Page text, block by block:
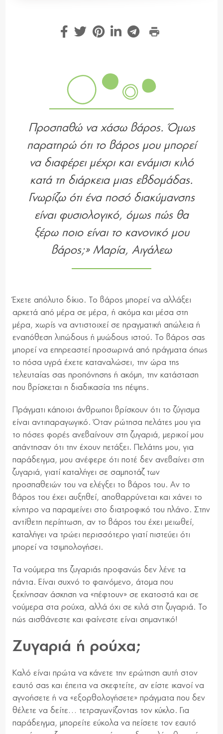
Προσπαθώ να χάσω βάρος. Όμως
παρατηρώ ότι το βάρος μου μπορεί
να διαφέρει μέχρι και ενάμισι κιλό
κατά τη διάρκεια μιας εβδομάδας.
Γνωρίζω ότι ένα ποσό διακύμανσης
είναι φυσιολογικό, όμως πώς θα
ξέρω ποιο είναι το κανονικό μου
βάρος;» Μαρία, Αιγάλεω
Έχετε απόλυτο δίκιο. Το βάρος μπορεί να αλλάξει
αρκετά από μέρα σε μέρα, ή ακόμα και μέσα στη
μέρα, χωρίς να αντιστοιχεί σε πραγματική απώλεια ή
εναπόθεση λιπώδους ή μυώδους ιστού. Το βάρος σας
μπορεί να επηρεαστεί προσωρινά από πράγματα όπως
το πόσα υγρά έχετε καταναλώσει, την ώρα της
τελευταίας σας προπόνησης ή ακόμη, την κατάσταση
που βρίσκεται η διαδικασία της πέψης.
Πράγματι κάποιοι άνθρωποι βρίσκουν ότι το ζύγισμα
είναι αντιπαραγωγικό. Όταν ρώτησα πελάτες μου για
το πόσες φορές ανεβαίνουν στη ζυγαριά, μερικοί μου
απάντησαν ότι την έχουν πετάξει. Πελάτης μου, για
παράδειγμα, μου ανέφερε ότι ποτέ δεν ανεβαίνει στη
ζυγαριά, γιατί καταλήγει σε σαμποτάζ των
προσπαθειών του να ελέγξει το βάρος του. Αν το
βάρος του έχει αυξηθεί, αποθαρρύνεται και χάνει το
κίνητρο να παραμείνει στο διατροφικό του πλάνο. Στην
αντίθετη περίπτωση, αν το βάρος του έχει μειωθεί,
καταλήγει να τρώει περισσότερο γιατί πιστεύει ότι
μπορεί να τσιμπολογήσει.
Τα νούμερα της ζυγαριάς προφανώς δεν λένε τα
πάντα. Είναι συχνό το φαινόμενο, άτομα που
ξεκίνησαν άσκηση να «πέφτουν» σε εκατοστά και σε
νούμερα στα ρούχα, αλλά όχι σε κιλά στη ζυγαριά. Το
πώς αισθάνεστε και φαίνεστε είναι σημαντικό!
Ζυγαριά ή ρούχα;
Καλό είναι πρώτα να κάνετε την ερώτηση αυτή στον
εαυτό σας και έπειτα να σκεφτείτε, αν είστε ικανοί να
αγνοήσετε ή να «εξορθολογήσετε» πράγματα που δεν
θέλετε να δείτε… τετραγωνίζοντας τον κύκλο. Για
παράδειγμα, μπορείτε εύκολα να πείσετε τον εαυτό